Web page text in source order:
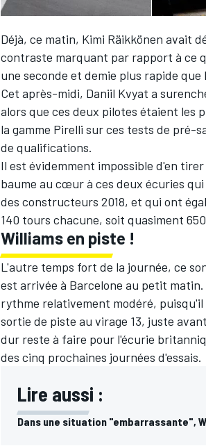
Déjà, ce matin, Kimi Räikkönen avait
contraste marquant par rapport à ce
une seconde et demie plus rapide
Cet après-midi, Daniil Kvyat a
alors que ces deux pilotes étaient les
la gamme Pirelli sur ces tests de pré-
de qualifications.
Il est évidemment impossible d'en
baume au cœur à ces deux écuries
des constructeurs 2018, et qui ont
140 tours chacune, soit quasiment
Williams en piste !
L'autre temps fort de la journée, ce
est arrivée à Barcelone au petit matin.
rythme relativement modéré,
sortie de piste au virage 13, juste
dur reste à faire pour l'écurie
des cinq prochaines journées d'essais.
Lire aussi :
Dans une situation "embarrassante",